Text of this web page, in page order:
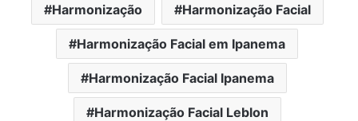
Harmonização Harmonização Facial
Harmonização Facial em Ipanema
Harmonização Facial Ipanema
Harmonização Facial Leblon